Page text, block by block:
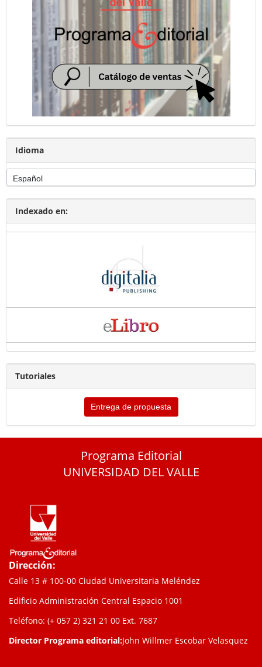
Idioma
Indexado en:
Tutoriales
Entrega de propuesta
Programa Editorial
UNIVERSIDAD DEL VALLE
Dirección:
Calle 13 # 100-00 Ciudad Universitaria Meléndez
Edificio Administración Central Espacio 1001
Teléfono: (+ 057 2) 321 21 00 Ext. 7687
Director Programa editorial:John Willmer Escobar Velasquez